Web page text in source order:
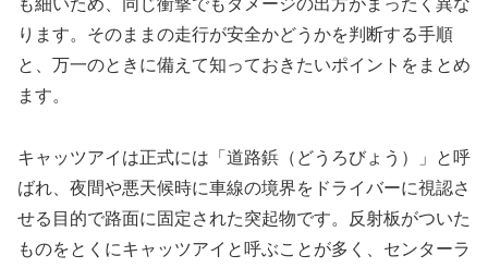
も細いため、同じ衝撃でもダメージの出方がまったく異な
ります。そのままの走行が安全かどうかを判断する手順
と、万一のときに備えて知っておきたいポイントをまとめ
ます。
キャッツアイは正式には「道路鋲（どうろびょう）」と呼
ばれ、夜間や悪天候時に車線の境界をドライバーに視認さ
せる目的で路面に固定された突起物です。反射板がついた
ものをとくにキャッツアイと呼ぶことが多く、センターラ